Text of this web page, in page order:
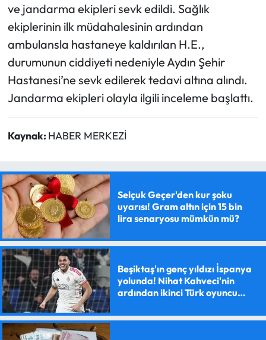
ve jandarma ekipleri sevk edildi. Sağlık
ekiplerinin ilk müdahalesinin ardından
ambulansla hastaneye kaldırılan H.E.,
durumunun ciddiyeti nedeniyle Aydın Şehir
Hastanesi’ne sevk edilerek tedavi altına alındı.
Jandarma ekipleri olayla ilgili inceleme başlattı.
Kaynak: HABER MERKEZİ
Selçuk Geçer'den kur şoku
uyarısı! Gram altın için 15 bin
lira senaryosu mümkün mü?
Beşiktaş'ın genç yıldızı İspanya
yolunda! Nihat Kahveci'nin
ardından ikinci Türk oyuncu